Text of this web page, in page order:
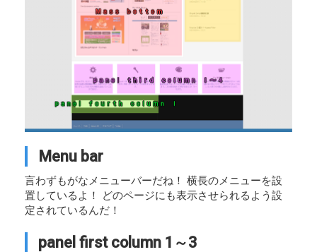
Menu bar
言わずもがなメニューバーだね！ 横長のメニューを設
置しているよ！ どのページにも表示させられるよう設
定されているんだ！
panel first column 1～3